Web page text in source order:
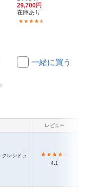
29,700円
在庫あり
一緒に買う
レビュー
4.1